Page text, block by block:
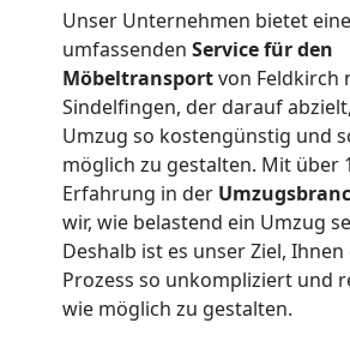
Unser Unternehmen bietet
umfassenden Service für den
Möbeltransportvon Feldkirch
Sindelfingen, der darauf
Umzug so kostengünstig und
möglich zu gestalten. Mit über
Erfahrung in der
wir, wie belastend ein Umzug
Deshalb ist es unser Ziel, Ihnen
Prozess so unkompliziert und
wie möglich zu gestalten.